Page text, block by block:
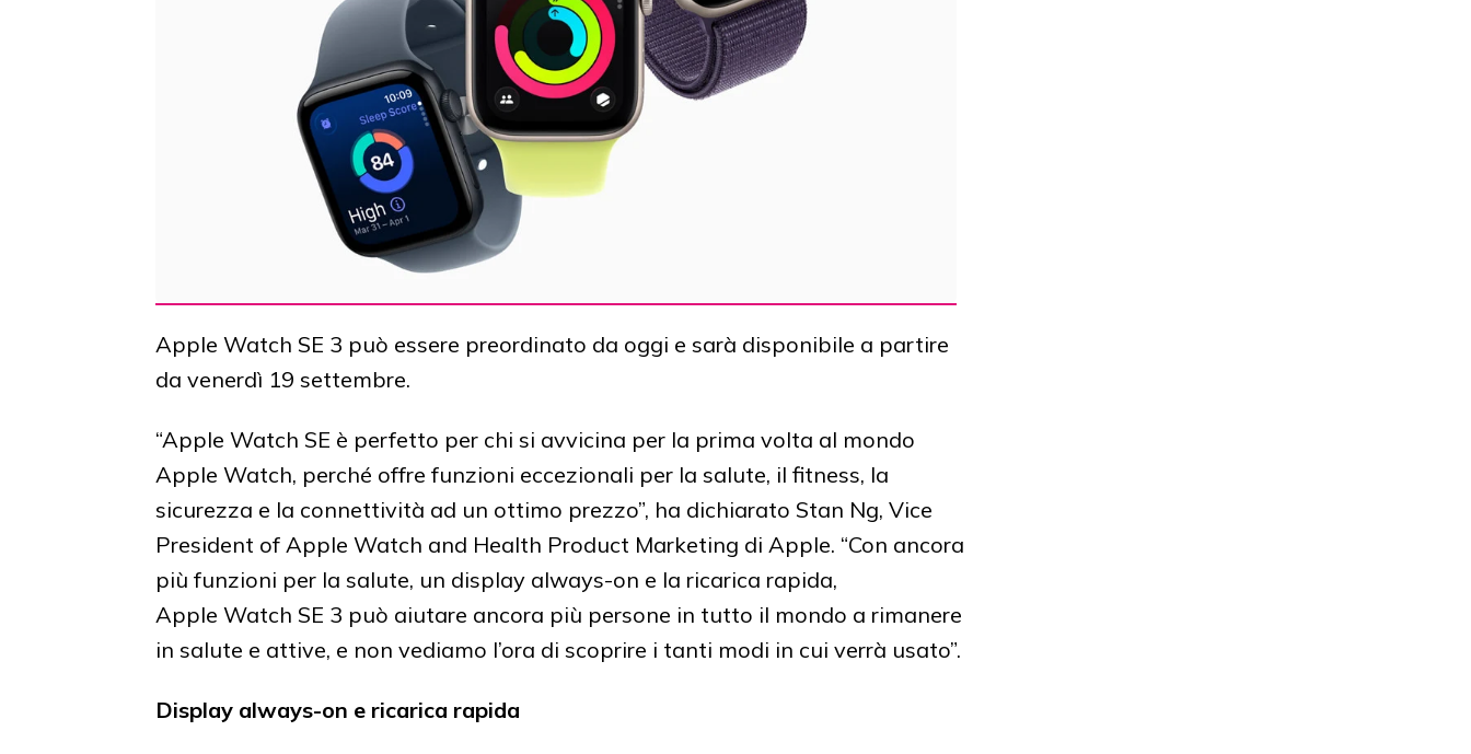
Apple Watch SE 3 può essere preordinato da oggi e sarà disponibile a partire
da venerdì 19 settembre.
“Apple Watch SE è perfetto per chi si avvicina per la prima volta al mondo
Apple Watch, perché offre funzioni eccezionali per la salute, il fitness, la
sicurezza e la connettività ad un ottimo prezzo”, ha dichiarato Stan Ng, Vice
President of Apple Watch and Health Product Marketing di Apple. “Con ancora
più funzioni per la salute, un display always-on e la ricarica rapida,
Apple Watch SE 3 può aiutare ancora più persone in tutto il mondo a rimanere
in salute e attive, e non vediamo l’ora di scoprire i tanti modi in cui verrà usato”.
Display always-on e ricarica rapida